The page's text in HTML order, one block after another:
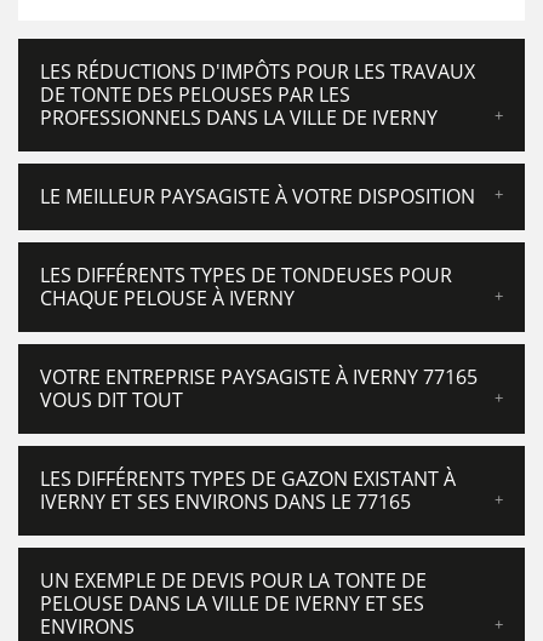
LES RÉDUCTIONS D'IMPÔTS POUR LES TRAVAUX
DE TONTE DES PELOUSES PAR LES
PROFESSIONNELS DANS LA VILLE DE IVERNY
LE MEILLEUR PAYSAGISTE À VOTRE DISPOSITION
LES DIFFÉRENTS TYPES DE TONDEUSES POUR
CHAQUE PELOUSE À IVERNY
VOTRE ENTREPRISE PAYSAGISTE À IVERNY 77165
VOUS DIT TOUT
LES DIFFÉRENTS TYPES DE GAZON EXISTANT À
IVERNY ET SES ENVIRONS DANS LE 77165
UN EXEMPLE DE DEVIS POUR LA TONTE DE
PELOUSE DANS LA VILLE DE IVERNY ET SES
ENVIRONS